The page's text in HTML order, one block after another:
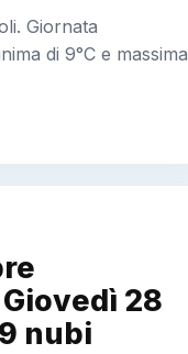
Giornata
di 9°C e massima
28
nubi